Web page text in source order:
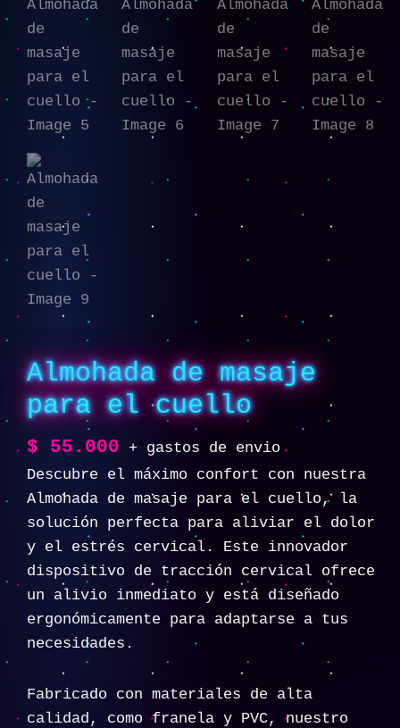
Almohada de masaje
para el cuello
$ 55.000
+ gastos de envio
Descubre el máximo confort con nuestra
Almohada de masaje para el cuello, la
solución perfecta para aliviar el dolor
y el estrés cervical. Este innovador
dispositivo de tracción cervical ofrece
un alivio inmediato y está diseñado
ergonómicamente para adaptarse a tus
necesidades.
Fabricado con materiales de alta
calidad, como franela y PVC, nuestro